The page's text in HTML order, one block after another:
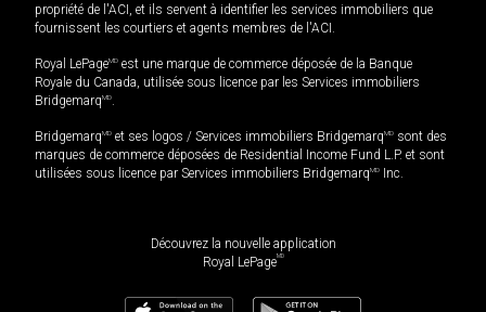
propriété de l'ACI, et ils servent à identifier les services immobiliers que
fournissent les courtiers et agents membres de l'ACI.
Royal LePageMD est une marque de commerce déposée de la Banque
Royale du Canada, utilisée sous licence par les Services immobiliers
BridgemarqMD
BridgemarqMD et ses logos / Services immobiliers BridgemarqMD sont des
marques de commerce déposées de Residential Income Fund L.P. et sont
utilisées sous licence par Services immobiliers BridgemarqMD Inc.
Découvrez la nouvelle application
Royal LePageMD